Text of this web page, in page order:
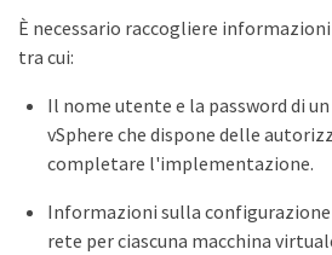
È necessario raccogliere
tra cui:
Il nome utente e la password di
vSphere che dispone delle
completare l'implementazione.
Informazioni sulla
rete per ciascuna macchina